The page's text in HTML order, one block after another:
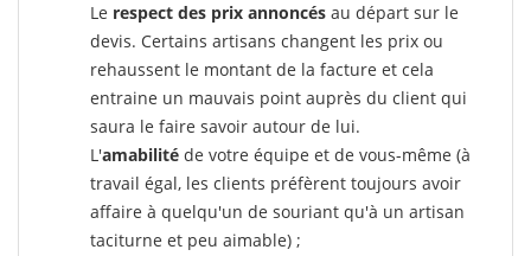
Le respect des prix annoncés au départ sur le
devis. Certains artisans changent les prix ou
rehaussent le montant de la facture et cela
entraine un mauvais point auprès du client qui
saura le faire savoir autour de lui.
L'amabilité de votre équipe et de vous-même (à
travail égal, les clients préfèrent toujours avoir
affaire à quelqu'un de souriant qu'à un artisan
taciturne et peu aimable) ;